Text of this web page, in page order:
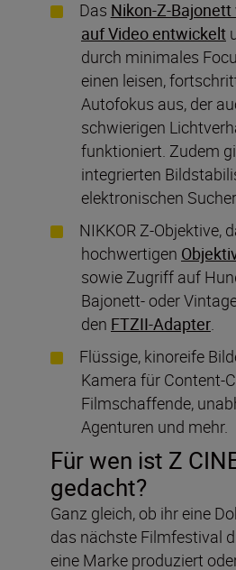
Das Nikon-Z-
auf Video entwickelt
durch minimales
einen leisen,
Autofokus aus, der
schwierigen
funktioniert. Zudem
integrierten
elektronischen
NIKKOR Z-Objektive,
hochwertigen
sowie Zugriff auf
Bajonett- oder
den FTZII-Adapter.
Flüssige, kinoreife
Kamera für Content-
Filmschaffende,
Agenturen und mehr.
Für wen ist Z
gedacht?
Ganz gleich, ob ihr eine
das nächste Filmfestival
eine Marke produziert